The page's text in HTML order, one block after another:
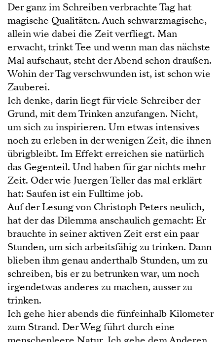
Der ganz im Schreiben verbrachte Tag hat
magische Qualitäten. Auch schwarzmagische,
allein wie dabei die Zeit verfliegt. Man
erwacht, trinkt Tee und wenn man das nächste
Mal aufschaut, steht der Abend schon draußen.
Wohin der Tag verschwunden ist, ist schon wie
Zauberei.
Ich denke, darin liegt für viele Schreiber der
Grund, mit dem Trinken anzufangen. Nicht,
um sich zu inspirieren. Um etwas intensives
noch zu erleben in der wenigen Zeit, die ihnen
übrigbleibt. Im Effekt erreichen sie natürlich
das Gegenteil. Und haben für gar nichts mehr
Zeit. Oder wie Juergen Teller das mal erklärt
hat: Saufen ist ein Fulltime job.
Auf der Lesung von Christoph Peters neulich,
hat der das Dilemma anschaulich gemacht: Er
brauchte in seiner aktiven Zeit erst ein paar
Stunden, um sich arbeitsfähig zu trinken. Dann
blieben ihm genau anderthalb Stunden, um zu
schreiben, bis er zu betrunken war, um noch
irgendetwas anderes zu machen, ausser zu
trinken.
Ich gehe hier abends die fünfeinhalb Kilometer
zum Strand. Der Weg führt durch eine